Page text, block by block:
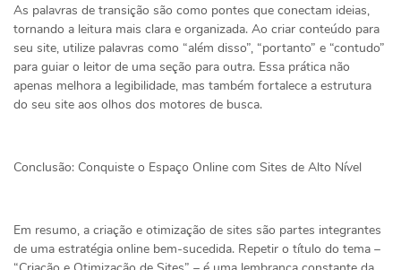
As palavras de transição são como pontes que conectam ideias,
tornando a leitura mais clara e organizada. Ao criar conteúdo para
seu site, utilize palavras como “além disso”, “portanto” e “contudo”
para guiar o leitor de uma seção para outra. Essa prática não
apenas melhora a legibilidade, mas também fortalece a estrutura
do seu site aos olhos dos motores de busca.
Conclusão: Conquiste o Espaço Online com Sites de Alto Nível
Em resumo, a criação e otimização de sites são partes integrantes
de uma estratégia online bem-sucedida. Repetir o título do tema –